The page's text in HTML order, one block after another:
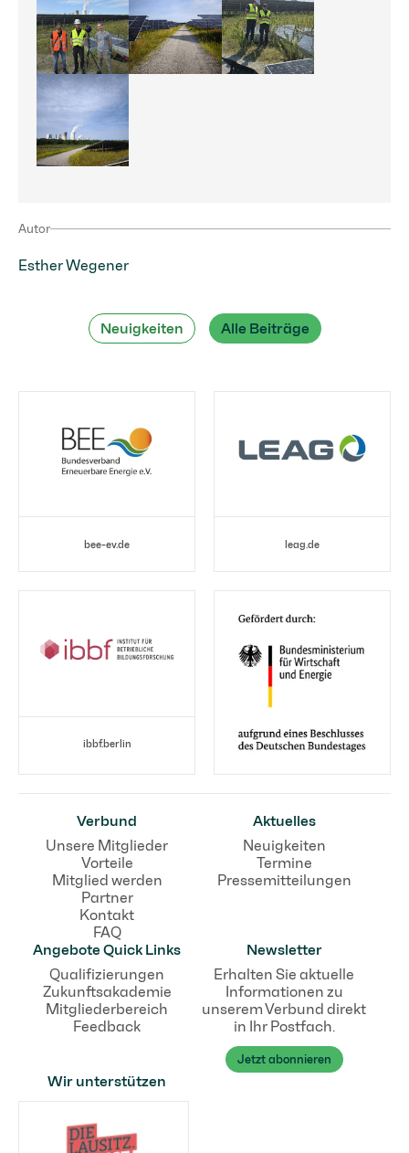
PV_Großanlagen_
Autor
Esther Wegener
Neuigkeiten Alle Beiträge
bee-ev.de leag.de
ibbf.berlin
Verbund
Unsere Mitglieder
Vorteile
Mitglied werden
Partner
Kontakt
FAQ
Aktuelles
Neuigkeiten
Termine
Pressemitteilungen
Angebote Quick Links
Qualifizierungen
Zukunftsakademie
Mitgliederbereich
Feedback
Newsletter
Erhalten Sie aktuelle
Informationen zu
unserem Verbund direkt
in Ihr Postfach.
Jetzt abonnieren
Wir unterstützen